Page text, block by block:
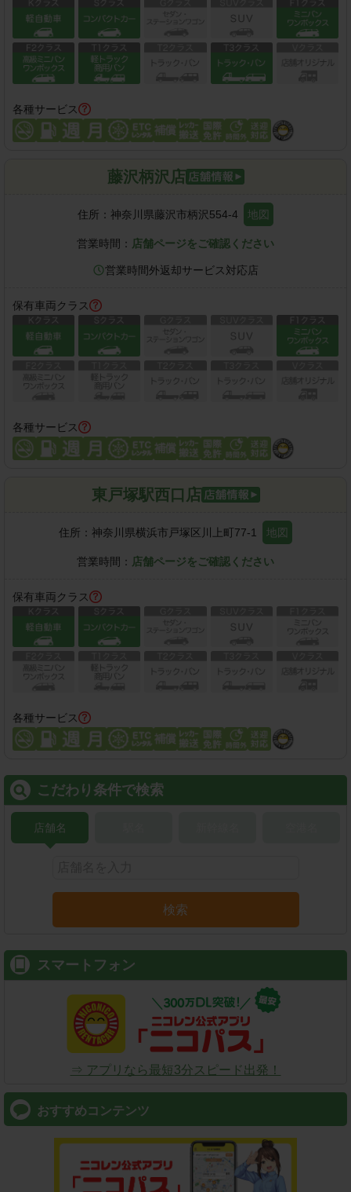
各種サービス
藤沢柄沢店
住所： 神奈川県藤沢市柄沢554-4 地図
営業時間： 店舗ページをご確認ください
営業時間外返却サービス対応店
保有車両クラス
各種サービス
東戸塚駅西口店
住所： 神奈川県横浜市戸塚区川上町77-1 地図
営業時間： 店舗ページをご確認ください
保有車両クラス
各種サービス
こだわり条件で検索
店舗名
検索
スマートフォン
⇒ アプリなら最短3分スピード出発！
おすすめコンテンツ